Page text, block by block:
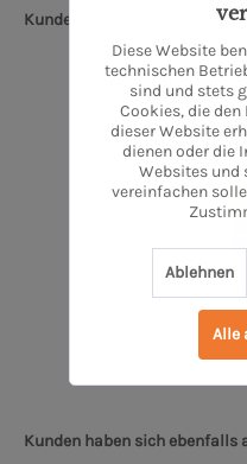
Kunden kauften auch
Kunden haben sich ebenfalls
Diese Website
technischen
sind und stets
Cookies, die
dieser Website
dienen oder die
Websites und
vereinfachen
Ablehnen
Alle